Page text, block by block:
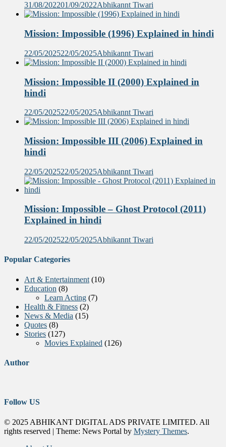
31/08/202201/09/2022Abhikannt Tiwari
Mission: Impossible (1996) Explained in hindi
22/05/202522/05/2025Abhikannt Tiwari
Mission: Impossible II (2000) Explained in
hindi
22/05/202522/05/2025Abhikannt Tiwari
Mission: Impossible III (2006) Explained in
hindi
22/05/202522/05/2025Abhikannt Tiwari
Mission: Impossible – Ghost Protocol (2011)
Explained in hindi
22/05/202522/05/2025Abhikannt Tiwari
Popular Categories
Art & Entertainment (10)
Education (8)
Learn Acting (7)
Health & Fitness (2)
News & Media (15)
Quotes (8)
Stories (127)
Movies Explained (126)
Author
Follow US
© 2025 ABHIKANT DIGITAL ADS PRIVATE LIMITED. All
rights reserved | Theme: News Portal by Mystery Themes.